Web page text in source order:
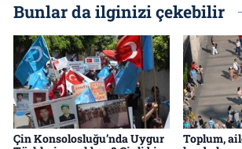
Bunlar da ilginizi çekebilir
Çin Konsolosluğu’nda Uygur
Toplum,